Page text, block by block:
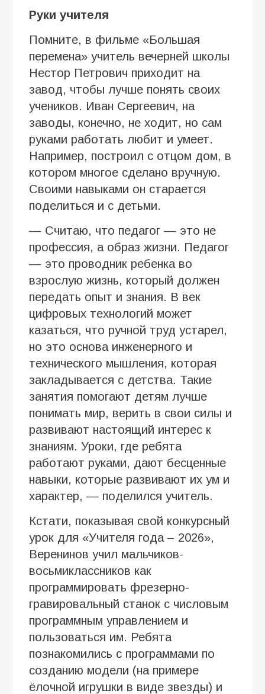
Руки учителя
Помните, в фильме «Большая
перемена» учитель вечерней школы
Нестор Петрович приходит на
завод, чтобы лучше понять своих
учеников. Иван Сергеевич, на
заводы, конечно, не ходит, но сам
руками работать любит и умеет.
Например, построил с отцом дом, в
котором многое сделано вручную.
Своими навыками он старается
поделиться и с детьми.
— Считаю, что педагог — это не
профессия, а образ жизни. Педагог
— это проводник ребенка во
взрослую жизнь, который должен
передать опыт и знания. В век
цифровых технологий может
казаться, что ручной труд устарел,
но это основа инженерного и
технического мышления, которая
закладывается с детства. Такие
занятия помогают детям лучше
понимать мир, верить в свои силы и
развивают настоящий интерес к
знаниям. Уроки, где ребята
работают руками, дают бесценные
навыки, которые развивают их ум и
характер, — поделился учитель.
Кстати, показывая свой конкурсный
урок для «Учителя года – 2026»,
Веренинов учил мальчиков-
восьмиклассников как
программировать фрезерно-
гравировальный станок с числовым
программным управлением и
пользоваться им. Ребята
познакомились с программами по
созданию модели (на примере
ёлочной игрушки в виде звезды) и